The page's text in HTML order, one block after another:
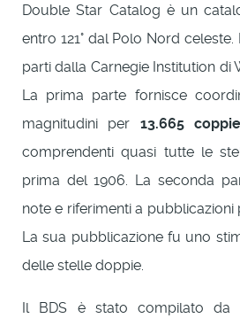
Double Star Catalog è un
entro 121° dal Polo Nord
parti dalla Carnegie Institution di
La prima parte fornisce
magnitudini per 13.665
comprendenti quasi tutte le
prima del 1906. La seconda
note e riferimenti a pubblicazioni
La sua pubblicazione fu uno
delle stelle doppie.
Il BDS è stato compilato da